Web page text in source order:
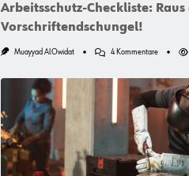
Arbeitsschutz-Checkliste: Raus
Vorschriftendschungel!
Muayyad AlOwidat 4 KommentareZu
Raus
Aus
Dem